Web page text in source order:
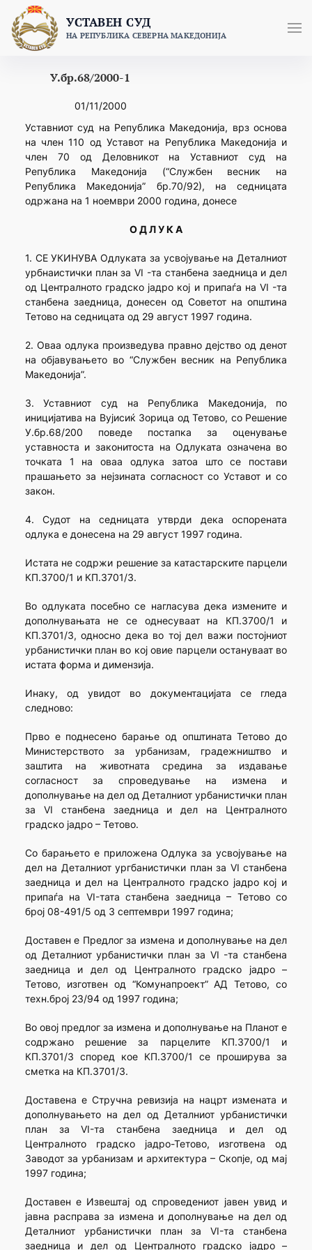
content
УСТАВЕН СУД
НА РЕПУБЛИКА СЕВЕРНА МАКЕДОНИЈА
У.бр.68/2000-1
01/11/2000
Уставниот суд на Република Македонија, врз основа
на член 110 од Уставот на Република Македонија и
член 70 од Деловникот на Уставниот суд на
Република Македонија (“Службен весник на
Република Македонија” бр.70/92), на седницата
одржана на 1 ноември 2000 година, донесе
О Д Л У К А
1. СЕ УКИНУВА Одлуката за усвојување на Деталниот
урбнаистички план за VI -та станбена заедница и дел
од Централното градско јадро кој и припаѓа на VI -та
станбена заедница, донесен од Советот на општина
Тетово на седницата од 29 август 1997 година.
2. Оваа одлука произведува правно дејство од денот
на објавувањето во “Службен весник на Република
Македонија”.
3. Уставниот суд на Република Македонија, по
иницијатива на Вујисиќ Зорица од Тетово, со Решение
У.бр.68/200 поведе постапка за оценување
уставноста и законитоста на Одлуката означена во
точката 1 на оваа одлука затоа што се постави
прашањето за нејзината согласност со Уставот и со
закон.
4. Судот на седницата утврди дека оспорената
одлука е донесена на 29 август 1997 година.
Истата не содржи решение за катастарските парцели
КП.3700/1 и КП.3701/3.
Во одлуката посебно се нагласува дека измените и
дополнувањата не се однесуваат на КП.3700/1 и
КП.3701/3, односно дека во тој дел важи постојниот
урбанистички план во кој овие парцели остануваат во
истата форма и димензија.
Инаку, од увидот во документацијата се гледа
следново:
Прво е поднесено барање од општината Тетово до
Министерството за урбанизам, градежништво и
заштита на животната средина за издавање
согласност за спроведување на измена и
дополнување на дел од Деталниот урбанистички план
за VI станбена заедница и дел на Централното
градско јадро – Тетово.
Со барањето е приложена Одлука за усвојување на
дел на Деталниот ургбанистички план за VI станбена
заедница и дел на Централното градско јадро кој и
припаѓа на VI-тата станбена заедница – Тетово со
број 08-491/5 од 3 септември 1997 година;
Доставен е Предлог за измена и дополнување на дел
од Деталниот урбанистички план за VI -та станбена
заедница и дел од Централното градско јадро –
Тетово, изготвен од “Комунапроект” АД Тетово, со
техн.број 23/94 од 1997 година;
Во овој предлог за измена и дополнување на Планот е
содржано решение за парцелите КП.3700/1 и
КП.3701/3 според кое КП.3700/1 се проширува за
сметка на КП.3701/3.
Доставена е Стручна ревизија на нацрт измената и
дополнувањето на дел од Деталниот урбанистички
план за VI-та станбена заедница и дел од
Централното градско јадро-Тетово, изготвена од
Заводот за урбанизам и архитектура – Скопје, од мај
1997 година;
Доставен е Извештај од спроведениот јавен увид и
јавна расправа за измена и дополнување на дел од
Деталниот урбанистички план за VI-та станбена
заедница и дел од Централното градско јадро –